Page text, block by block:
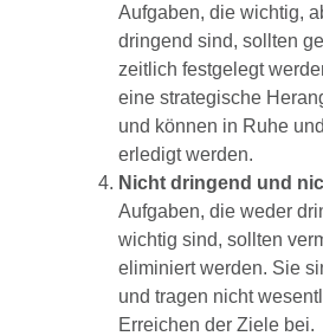
Aufgaben, die wichtig,
dringend sind, sollten
zeitlich festgelegt
eine strategische
und können in Ruhe
erledigt werden.
Nicht dringend und
Aufgaben, die weder
wichtig sind, sollten
eliminiert werden. Sie
und tragen nicht
Erreichen der Ziele bei.